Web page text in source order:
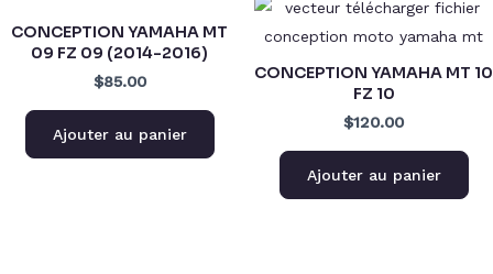
CONCEPTION YAMAHA MT
09 FZ 09 (2014-2016)
$85.00
Ajouter au panier
CONCEPTION YAMAHA MT 10
FZ 10
$120.00
Ajouter au panier